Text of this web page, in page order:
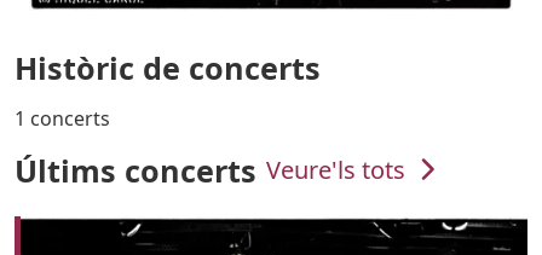
Històric de concerts
1 concerts
Últims concerts Veure'ls tots